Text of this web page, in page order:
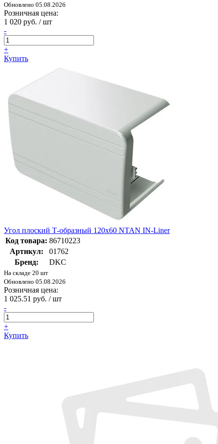
Обновлено 05.08.2026
Розничная цена:
1 020 руб. / шт
-
+
Купить
Угол плоский Т-образный 120x60 NTAN IN-Liner
Код товара: 86710223
Артикул:
01762
Бренд:
DKC
На складе 20 шт
Обновлено 05.08.2026
Розничная цена:
1 025.51 руб. / шт
-
+
Купить